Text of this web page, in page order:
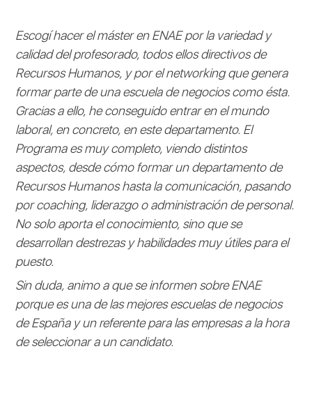
Escogí hacer el máster en ENAE por la variedad y
calidad del profesorado, todos ellos directivos de
Recursos Humanos, y por el networking que genera
formar parte de una escuela de negocios como ésta.
Gracias a ello, he conseguido entrar en el mundo
laboral, en concreto, en este departamento. El
Programa es muy completo, viendo distintos
aspectos, desde cómo formar un departamento de
Recursos Humanos hasta la comunicación, pasando
por coaching, liderazgo o administración de personal.
No solo aporta el conocimiento, sino que se
desarrollan destrezas y habilidades muy útiles para el
puesto.
Sin duda, animo a que se informen sobre ENAE
porque es una de las mejores escuelas de negocios
de España y un referente para las empresas a la hora
de seleccionar a un candidato.